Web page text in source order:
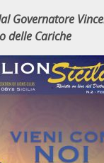
Governatore
delle Cariche